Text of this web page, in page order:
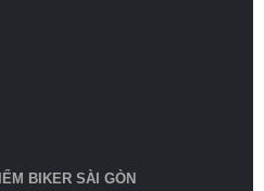
BIKER SÀI GÒN